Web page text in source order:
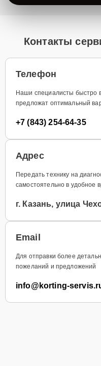
Контакты
Телефон
Наши специалисты быстро
предложат оптимальный
+7 (843) 254-64-35
Адрес
Передать технику на
самостоятельно в удобное
г. Казань, улица
Email
Для отправки более
пожеланий и предложений
info@korting-